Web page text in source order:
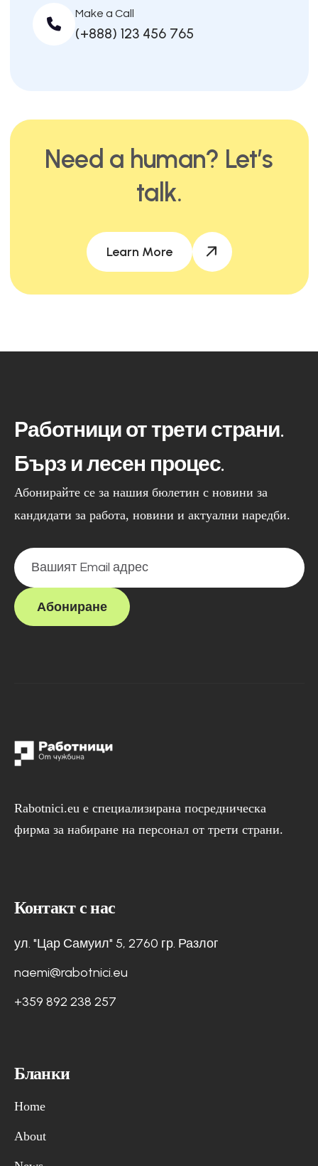
Make a Call
(+888) 123 456 765
Need a human? Let’s
talk.
Learn More
Работници от трети страни.
Бърз и лесен процес.
Абонирайте се за нашия бюлетин с новини за
кандидати за работа, новини и актуални наредби.
Абониране
Rabotnici.eu е специализирана посредническа
фирма за набиране на персонал от трети страни.
Контакт с нас
ул. "Цар Самуил" 5, 2760 гр. Разлог
naemi@rabotnici.eu
+359 892 238 257
Бланки
Home
About